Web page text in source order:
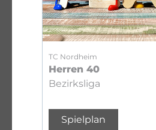
TC Nordheim
Herren 40
Bezirksliga
Spielplan